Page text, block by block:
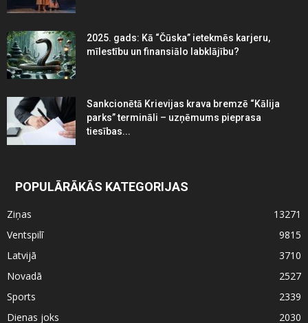
2025. gads: Kā “Čūska” ietekmēs karjeru,
mīlestību un finansiālo labklājību?
Sankcionētā Krievijas krava bremzē “Kālija
parks” termināli – uzņēmums pieprasa
tiesības...
POPULĀRĀKĀS KATEGORIJAS
Ziņas
13271
Ventspilī
9815
Latvijā
3710
Novadā
2527
Sports
2339
Dienas joks
2030